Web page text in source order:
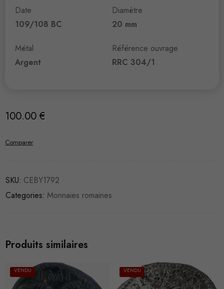
Date
109/108 BC
Métal
Argent
Diamètre
20 mm
Référence ouvrage
RRC 304/1
100.00 €
Comparer
SKU: CEBY1792
Categories: Monnaies romaines
Produits similaires
VENDU VENDU